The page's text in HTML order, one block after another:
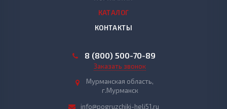
КАТАЛОГ
КОНТАКТЫ
8 (800) 500-70-89
Заказать звонок
Мурманская область,
г.Мурманск
info@pogruzchiki-heli51.ru